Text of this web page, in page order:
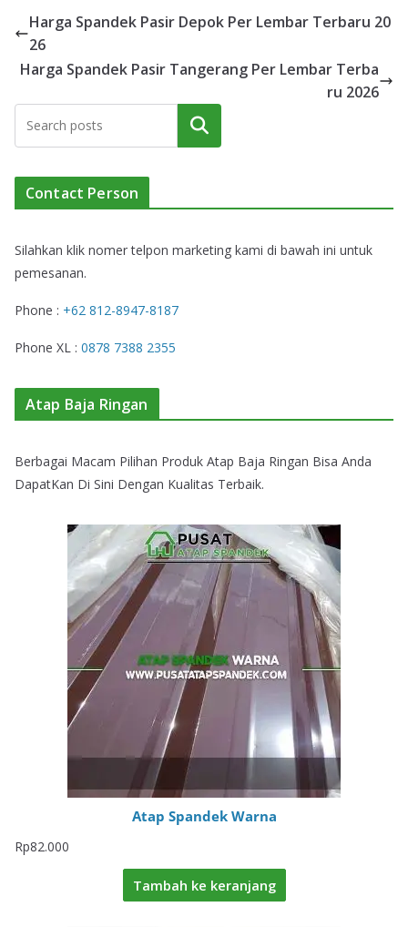
Harga Spandek Pasir Depok Per Lembar Terbaru 20
26
Harga Spandek Pasir Tangerang Per Lembar Terba
ru 2026
Cari
Contact Person
Silahkan klik nomer telpon marketing kami di bawah ini untuk
pemesanan.
Phone : +62 812-8947-8187
Phone XL : 0878 7388 2355
Atap Baja Ringan
Berbagai Macam Pilihan Produk Atap Baja Ringan Bisa Anda
DapatKan Di Sini Dengan Kualitas Terbaik.
Atap Spandek Warna
Rp82.000
Tambah ke keranjang